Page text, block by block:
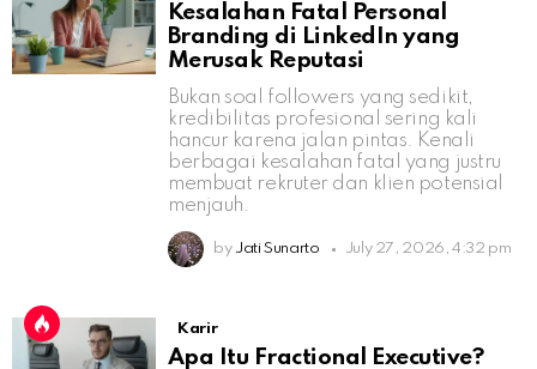
Kesalahan Fatal Personal
Branding di LinkedIn yang
Merusak Reputasi
Bukan soal followers yang sedikit,
kredibilitas profesional sering kali
hancur karena jalan pintas. Kenali
berbagai kesalahan fatal yang justru
membuat rekruter dan klien potensial
menjauh.
by Jati Sunarto July 27, 2026, 4:32 pm
Karir
Apa Itu Fractional Executive?